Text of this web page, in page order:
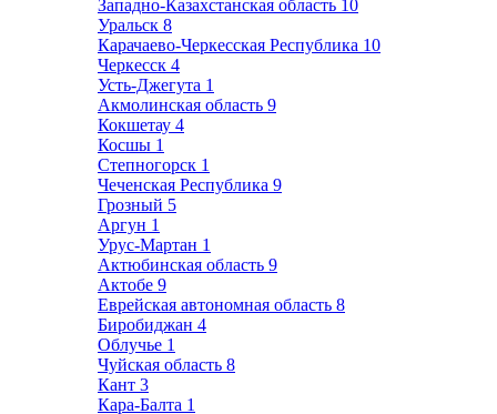
Западно-Казахстанская область 10
Уральск 8
Карачаево-Черкесская Республика 10
Черкесск 4
Усть-Джегута 1
Акмолинская область 9
Кокшетау 4
Косшы 1
Степногорск 1
Чеченская Республика 9
Грозный 5
Аргун 1
Урус-Мартан 1
Актюбинская область 9
Актобе 9
Еврейская автономная область 8
Биробиджан 4
Облучье 1
Чуйская область 8
Кант 3
Кара-Балта 1